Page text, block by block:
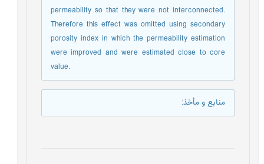
permeability so that they were not interconnected.
Therefore this effect was omitted using secondary
porosity index in which the permeability estimation
were improved and were estimated close to core
value.
منابع و مأخذ: